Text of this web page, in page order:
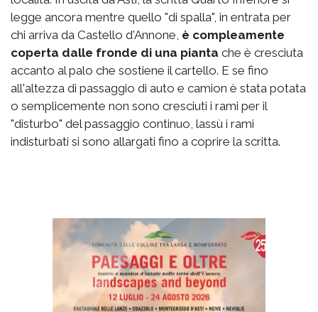
legge ancora mentre quello "di spalla", in entrata per
chi arriva da Castello d'Annone, è compleamente
coperta dalle fronde di una pianta che è cresciuta
accanto al palo che sostiene il cartello. E se fino
all'altezza di passaggio di auto e camion è stata potata
o semplicemente non sono cresciuti i rami per il
"disturbo" del passaggio continuo, lassù i rami
indisturbati si sono allargati fino a coprire la scritta.